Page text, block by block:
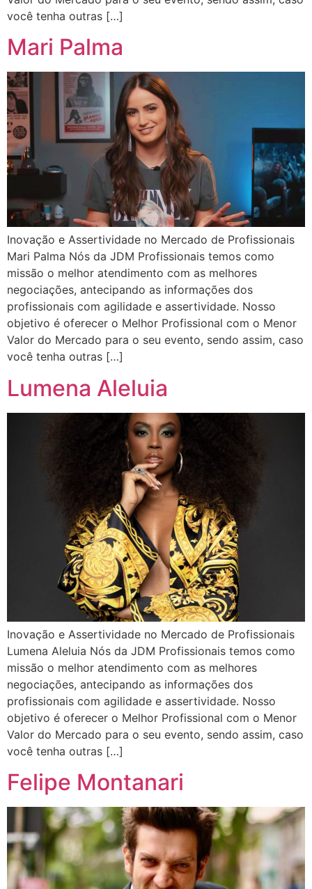
você tenha outras […]
Mari Palma
Inovação e Assertividade no Mercado de Profissionais
Mari Palma Nós da JDM Profissionais temos como
missão o melhor atendimento com as melhores
negociações, antecipando as informações dos
profissionais com agilidade e assertividade. Nosso
objetivo é oferecer o Melhor Profissional com o Menor
Valor do Mercado para o seu evento, sendo assim, caso
você tenha outras […]
Lumena Aleluia
Inovação e Assertividade no Mercado de Profissionais
Lumena Aleluia Nós da JDM Profissionais temos como
missão o melhor atendimento com as melhores
negociações, antecipando as informações dos
profissionais com agilidade e assertividade. Nosso
objetivo é oferecer o Melhor Profissional com o Menor
Valor do Mercado para o seu evento, sendo assim, caso
você tenha outras […]
Felipe Montanari